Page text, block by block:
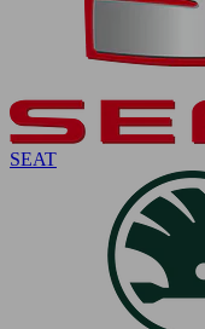
SEAT